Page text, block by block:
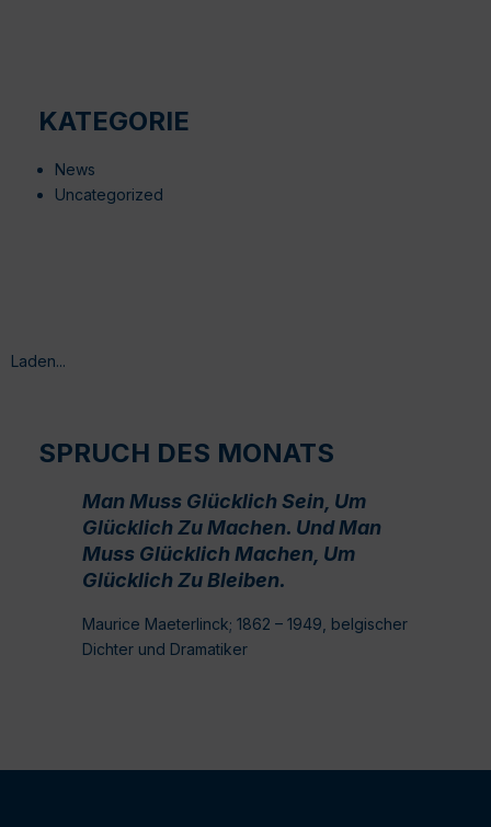
KATEGORIE
News
Uncategorized
Laden...
SPRUCH DES MONATS
Man Muss Glücklich Sein, Um
Glücklich Zu Machen. Und Man
Muss Glücklich Machen, Um
Glücklich Zu Bleiben.
Maurice Maeterlinck; 1862 – 1949, belgischer
Dichter und Dramatiker